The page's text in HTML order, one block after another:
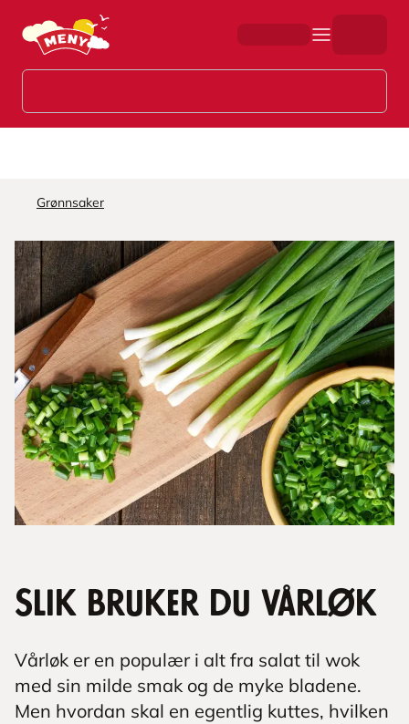
Hopp til hovedinnhold
Grønnsaker
Slik bruker du vårløk
Vårløk er en populær i alt fra salat til wok
med sin milde smak og de myke bladene.
Men hvordan skal en egentlig kuttes, hvilken